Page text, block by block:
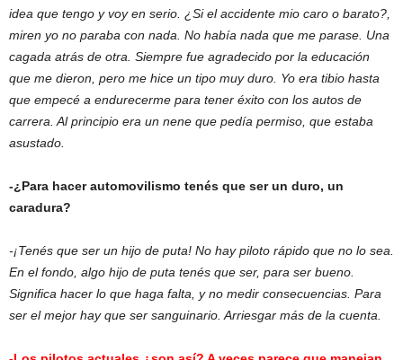
idea que tengo y voy en serio. ¿Si el accidente mio caro o barato?,
miren yo no paraba con nada. No había nada que me parase. Una
cagada atrás de otra. Siempre fue agradecido por la educación
que me dieron, pero me hice un tipo muy duro. Yo era tibio hasta
que empecé a endurecerme para tener éxito con los autos de
carrera. Al principio era un nene que pedía permiso, que estaba
asustado.
-¿Para hacer automovilismo tenés que ser un duro, un
caradura?
-¡Tenés que ser un hijo de puta! No hay piloto rápido que no lo sea.
En el fondo, algo hijo de puta tenés que ser, para ser bueno.
Significa hacer lo que haga falta, y no medir consecuencias. Para
ser el mejor hay que ser sanguinario. Arriesgar más de la cuenta.